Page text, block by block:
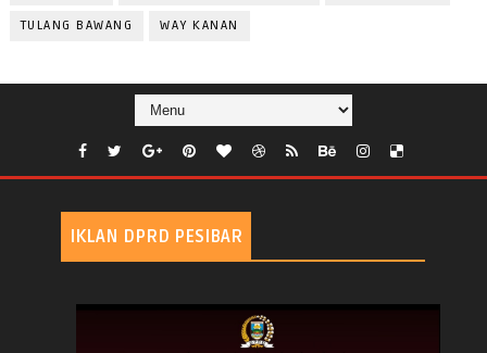
TULANG BAWANG WAY KANAN
IKLAN DPRD PESIBAR